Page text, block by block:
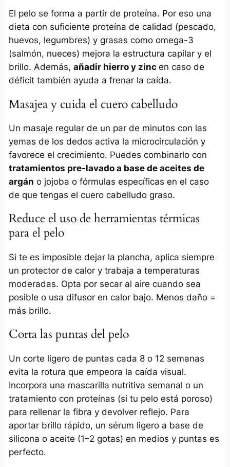
El pelo se forma a partir de proteína. Por eso una
dieta con suficiente proteína de calidad (pescado,
huevos, legumbres) y grasas como omega-3
(salmón, nueces) mejora la estructura capilar y el
brillo. Además, añadir hierro y zinc en caso de
déficit también ayuda a frenar la caída.
Masajea y cuida el cuero cabelludo
Un masaje regular de un par de minutos con las
yemas de los dedos activa la microcirculación y
favorece el crecimiento. Puedes combinarlo con
tratamientos pre-lavado a base de aceites de
argán o jojoba o fórmulas específicas en el caso
de que tengas el cuero cabelludo graso.
Reduce el uso de herramientas térmicas
para el pelo
Si te es imposible dejar la plancha, aplica siempre
un protector de calor y trabaja a temperaturas
moderadas. Opta por secar al aire cuando sea
posible o usa difusor en calor bajo. Menos daño =
más brillo.
Corta las puntas del pelo
Un corte ligero de puntas cada 8 o 12 semanas
evita la rotura que empeora la caída visual.
Incorpora una mascarilla nutritiva semanal o un
tratamiento con proteínas (si tu pelo está poroso)
para rellenar la fibra y devolver reflejo. Para
aportar brillo rápido, un sérum ligero a base de
silicona o aceite (1–2 gotas) en medios y puntas es
perfecto.